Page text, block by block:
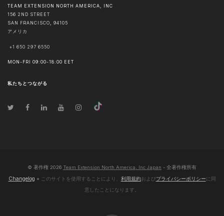
TEAM EXTENSION NORTH AMERICA, INC
156 2ND STREET
SAN FRANCISCO, 94105
アメリカ
+1 650 297 6550
MON-FRI 09:00-18:00 EET
私たちとつながる
© 著作権 2026 Team Extension North America, Inc Japan - 全著作権所有
Changelog ● このサイトを使用することにより、 利用規約およびプライバシーポリシーに同
意したことになります。